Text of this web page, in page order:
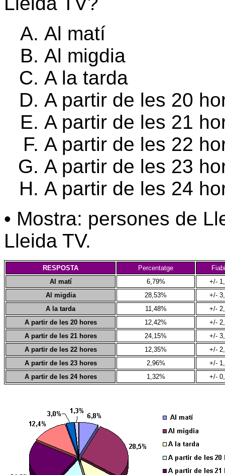
Al matí
Al migdia
A la tarda
A partir de les 20
A partir de les 21
A partir de les 22
A partir de les 23
A partir de les 24
• Mostra: persones de
Lleida TV.
RESPOSTA Percentatge
Al matí
6,79%
+/-
Al migdia
28,53%
+/-
A la tarda
11,48%
+/-
A partir de les 20 hores
12,42%
+/-
A partir de les 21 hores
24,15%
+/-
A partir de les 22 hores
12,35%
+/-
A partir de les 23 hores
2,96%
+/-
A partir de les 24 hores
1,32% +/-